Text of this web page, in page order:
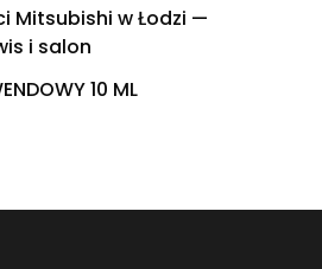
Mitsubishi w Łodzi —
i salon
10 ML